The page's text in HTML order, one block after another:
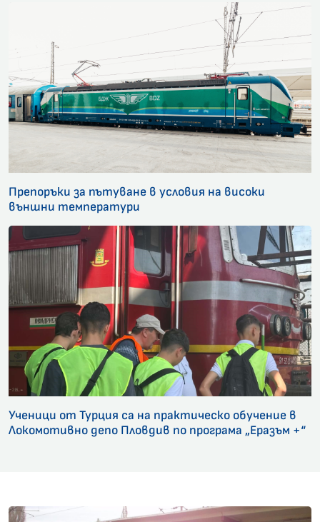
Препоръки за пътуване в условия на високи
външни температури
Ученици от Турция са на практическо обучение в
Локомотивно депо Пловдив по програма „Еразъм +“